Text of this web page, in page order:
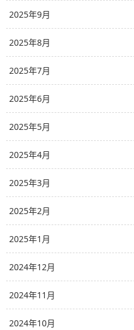
2025年9月
2025年8月
2025年7月
2025年6月
2025年5月
2025年4月
2025年3月
2025年2月
2025年1月
2024年12月
2024年11月
2024年10月